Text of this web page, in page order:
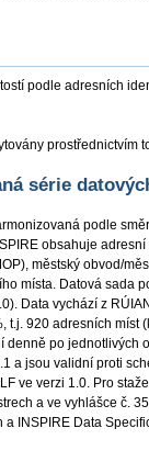
podle adresních
prostřednictvím
série
podle
obsahuje
městský obvod/
místa. Datová sada
Data vychází z
t.j. 920 adresních
denně po jednotlivých
a jsou validní proti
ve verzi 1.0. Pro
a ve vyhlášce č.
INSPIRE Data